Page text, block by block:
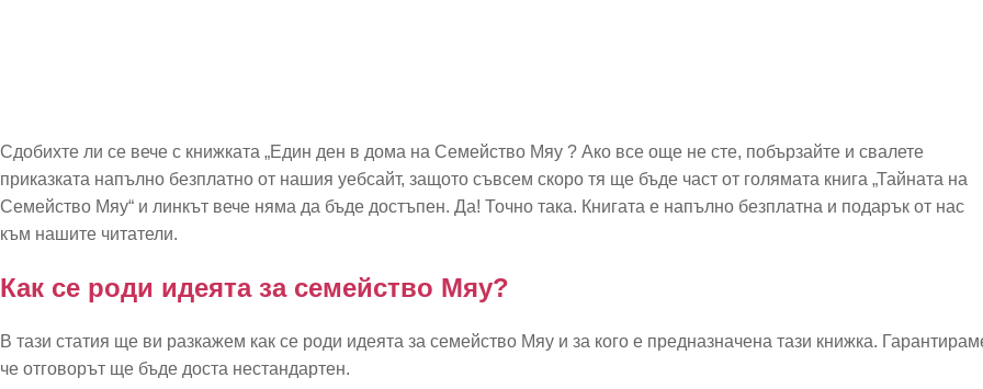
Сдобихте ли се вече с книжката „Един ден в дома на Семейство Мяу ? Ако все още не сте, побързайте и свалете
приказката напълно безплатно от нашия уебсайт, защото съвсем скоро тя ще бъде част от голямата книга „Тайната на
Семейство Мяу“ и линкът вече няма да бъде достъпен. Да! Точно така. Книгата е напълно безплатна и подарък от нас
към нашите читатели.
Как се роди идеята за семейство Мяу?
В тази статия ще ви разкажем как се роди идеята за семейство Мяу и за кого е предназначена тази книжка.
че отговорът ще бъде доста нестандартен.